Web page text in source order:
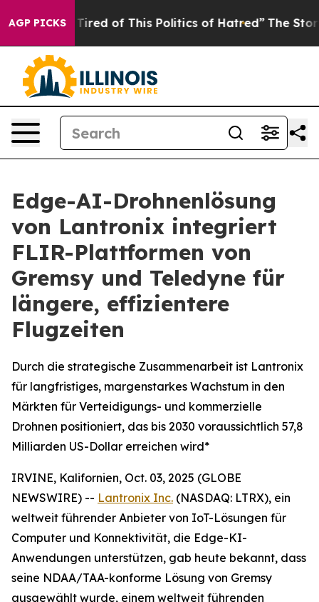
AGP PICKS
Tired of This Politics of Hatred” The Story Behind
Edge-AI-Drohnenlösung
von Lantronix integriert
FLIR-Plattformen von
Gremsy und Teledyne für
längere, effizientere
Flugzeiten
Durch die strategische Zusammenarbeit ist Lantronix
für langfristiges, margenstarkes Wachstum in den
Märkten für Verteidigungs- und kommerzielle
Drohnen positioniert, das bis 2030 voraussichtlich 57,8
Milliarden US-Dollar erreichen wird*
IRVINE, Kalifornien, Oct. 03, 2025 (GLOBE
NEWSWIRE) -- Lantronix Inc. (NASDAQ: LTRX), ein
weltweit führender Anbieter von IoT-Lösungen für
Computer und Konnektivität, die Edge-KI-
Anwendungen unterstützen, gab heute bekannt, dass
seine NDAA/TAA-konforme Lösung von Gremsy
ausgewählt wurde, einem weltweit führenden